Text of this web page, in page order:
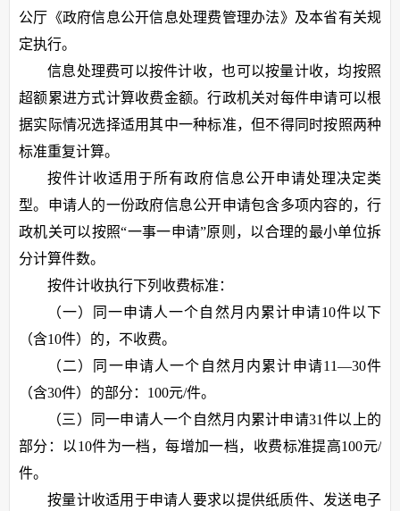
公厅《政府信息公开信息处理费管理办法》及本省有关规
定执行。
信息处理费可以按件计收，也可以按量计收，均按照
超额累进方式计算收费金额。行政机关对每件申请可以根
据实际情况选择适用其中一种标准，但不得同时按照两种
标准重复计算。
按件计收适用于所有政府信息公开申请处理决定类
型。申请人的一份政府信息公开申请包含多项内容的，行
政机关可以按照“一事一申请”原则，以合理的最小单位拆
分计算件数。
按件计收执行下列收费标准：
（一）同一申请人一个自然月内累计申请10件以下
（含10件）的，不收费。
（二）同一申请人一个自然月内累计申请11—30件
（含30件）的部分：100元/件。
（三）同一申请人一个自然月内累计申请31件以上的
部分：以10件为一档，每增加一档，收费标准提高100元/
件。
按量计收适用于申请人要求以提供纸质件、发送电子